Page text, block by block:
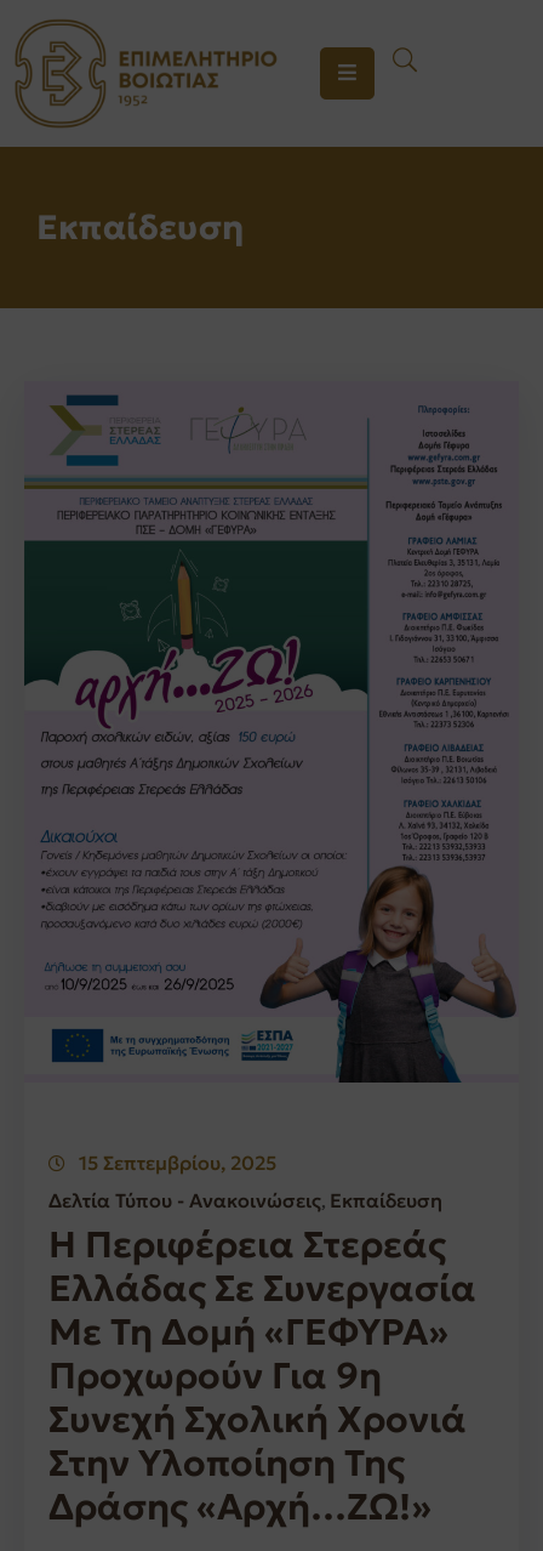
ΤΟ
ΕΠΙΜΕΛΗΤΗΡΙΟ
ΕΝΗΜΕΡΩΣΗ
Εκπαίδευση
15 Σεπτεμβρίου, 2025
Δελτία Τύπου - Ανακοινώσεις‚ Εκπαίδευση
Η Περιφέρεια Στερεάς
Ελλάδας Σε Συνεργασία
Με Τη Δομή «ΓΕΦΥΡΑ»
Προχωρούν Για 9η
Συνεχή Σχολική Χρονιά
Στην Υλοποίηση Της
Δράσης «αρχή…ΖΩ!»